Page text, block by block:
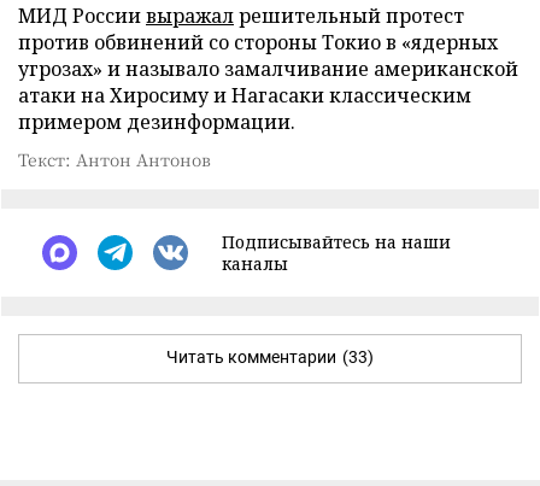
МИД Россиивыражалрешительный протест
против обвинений со стороны Токио в «ядерных
угрозах» и называло замалчивание американской
атаки на Хиросиму и Нагасаки классическим
примером дезинформации.
Текст: Антон Антонов
Подписывайтесь на наши
каналы
Читать комментарии (33)